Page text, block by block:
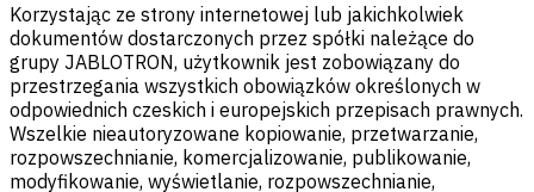
Korzystając ze strony internetowej lub jakichkolwiek
dokumentów dostarczonych przez spółki należące do
grupy JABLOTRON, użytkownik jest zobowiązany do
przestrzegania wszystkich obowiązków określonych w
odpowiednich czeskich i europejskich przepisach prawnych.
Wszelkie nieautoryzowane kopiowanie, przetwarzanie,
rozpowszechnianie, komercjalizowanie, publikowanie,
modyfikowanie, wyświetlanie, rozpowszechnianie,